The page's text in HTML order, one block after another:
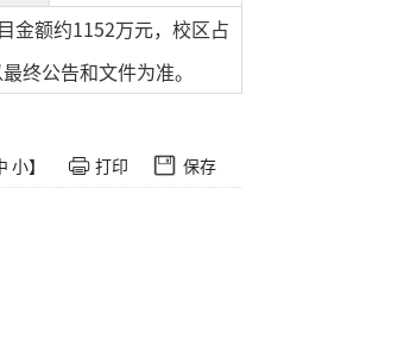
金额约1152万元，校区占
终公告和文件为准。
小】 打印 保存